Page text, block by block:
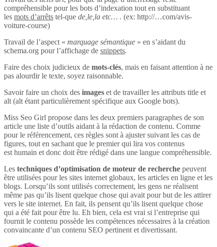
compréhensible pour les bots d’indexation tout en substituant
les mots d’arrêts tel-que de,le,la etc… . (ex: http://…com/avis-
voiture-course)
Travail de l’aspect « marquage sémantique » en s’aidant du
schema.org pour l’affichage de snippets.
Faire des choix judicieux de mots-clés, mais en faisant attention à ne
pas alourdir le texte, soyez raisonnable.
Savoir faire un choix des images et de travailler les attributs title et
alt (alt étant particulièrement spécifique aux Google bots).
Miss Seo Girl propose dans les deux premiers paragraphes de son
article une liste d’outils aidant à la rédaction de contenu. Comme
pour le référencement, ces règles sont à ajuster suivant les cas de
figures, tout en sachant que le premier qui lira vos contenus
est humain et donc doit être rédigé dans une langue compréhensible.
Les techniques d’optimisation de moteur de recherche peuvent
être utilisées pour les sites internet globaux, les articles en ligne et les
blogs. Lorsqu’ils sont utilisés correctement, les gens ne réalisent
même pas qu’ils lisent quelque chose qui avait pour but de les attirer
vers le site internet. En fait, ils pensent qu’ils lisent quelque chose
qui a été fait pour être lu. Eh bien, cela est vrai si l’entreprise qui
fournit le contenu possède les compétences nécessaires à la création
convaincante d’un contenu SEO pertinent et divertissant.